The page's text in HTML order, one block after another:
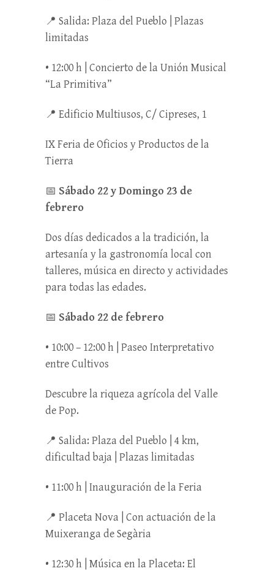
📍 Salida: Plaza del Pueblo | Plazas
limitadas
• 12:00 h | Concierto de la Unión Musical
“La Primitiva”
📍 Edificio Multiusos, C/ Cipreses, 1
IX Feria de Oficios y Productos de la
Tierra
📅 Sábado 22 y Domingo 23 de
febrero
Dos días dedicados a la tradición, la
artesanía y la gastronomía local con
talleres, música en directo y actividades
para todas las edades.
📅 Sábado 22 de febrero
• 10:00 – 12:00 h | Paseo Interpretativo
entre Cultivos
Descubre la riqueza agrícola del Valle
de Pop.
📍 Salida: Plaza del Pueblo | 4 km,
dificultad baja | Plazas limitadas
• 11:00 h | Inauguración de la Feria
📍 Placeta Nova | Con actuación de la
Muixeranga de Segària
• 12:30 h | Música en la Placeta: El